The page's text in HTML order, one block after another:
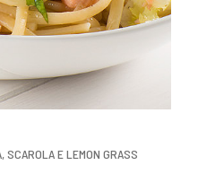
SCAROLA E LEMON GRASS